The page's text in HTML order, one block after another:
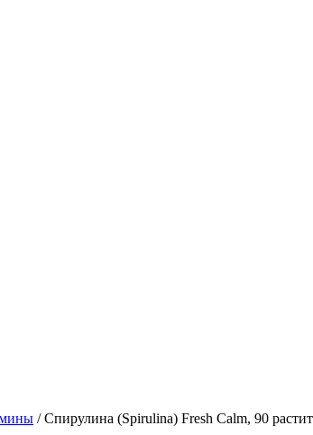
/ Спирулина (Spirulina) Fresh Calm, 90